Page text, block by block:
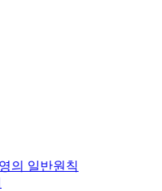
의 일반원칙